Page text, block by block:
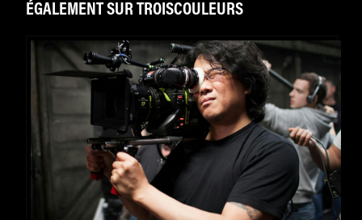
ÉGALEMENT SUR TROISCOULEURS